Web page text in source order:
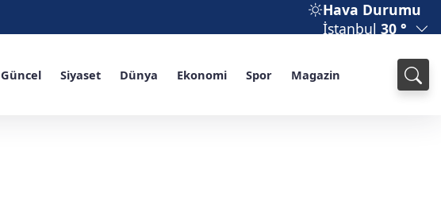
Hava Durumu
İstanbul 30 °
Güncel Siyaset Dünya Ekonomi Spor Magazin